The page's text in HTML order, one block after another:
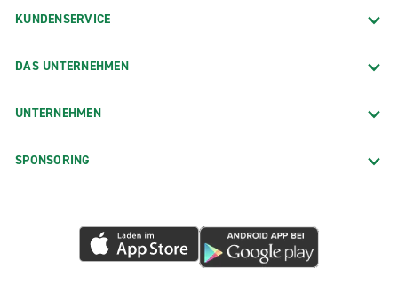
KUNDENSERVICE
DAS UNTERNEHMEN
UNTERNEHMEN
SPONSORING